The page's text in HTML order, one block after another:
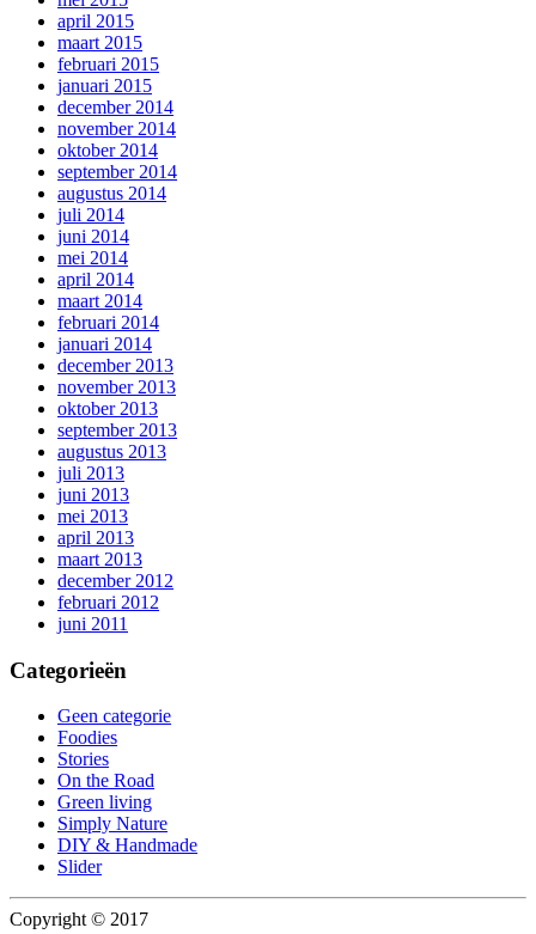
april 2015
maart 2015
februari 2015
januari 2015
december 2014
november 2014
oktober 2014
september 2014
augustus 2014
juli 2014
juni 2014
mei 2014
april 2014
maart 2014
februari 2014
januari 2014
december 2013
november 2013
oktober 2013
september 2013
augustus 2013
juli 2013
juni 2013
mei 2013
april 2013
maart 2013
december 2012
februari 2012
juni 2011
Categorieën
Geen categorie
Foodies
Stories
On the Road
Green living
Simply Nature
DIY & Handmade
Slider
Copyright © 2017